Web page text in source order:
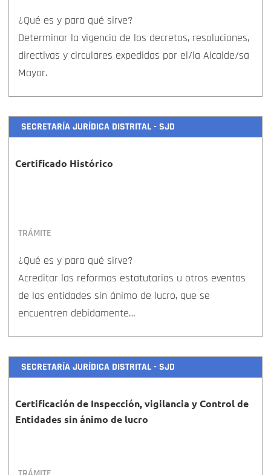
¿Qué es y para qué sirve?
Determinar la vigencia de los decretos, resoluciones,
directivas y circulares expedidas por el/la Alcalde/sa
Mayor.
SECRETARÍA JURÍDICA DISTRITAL - SJD
Certificado Histórico
TRÁMITE
¿Qué es y para qué sirve?
Acreditar las reformas estatutarias u otros eventos
de las entidades sin ánimo de lucro, que se
encuentren debidamente…
SECRETARÍA JURÍDICA DISTRITAL - SJD
Certificación de Inspección, vigilancia y Control de
Entidades sin ánimo de lucro